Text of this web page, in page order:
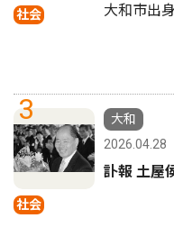
社会
大和市出
3
社会
大和
2026.04.28
訃報 土屋